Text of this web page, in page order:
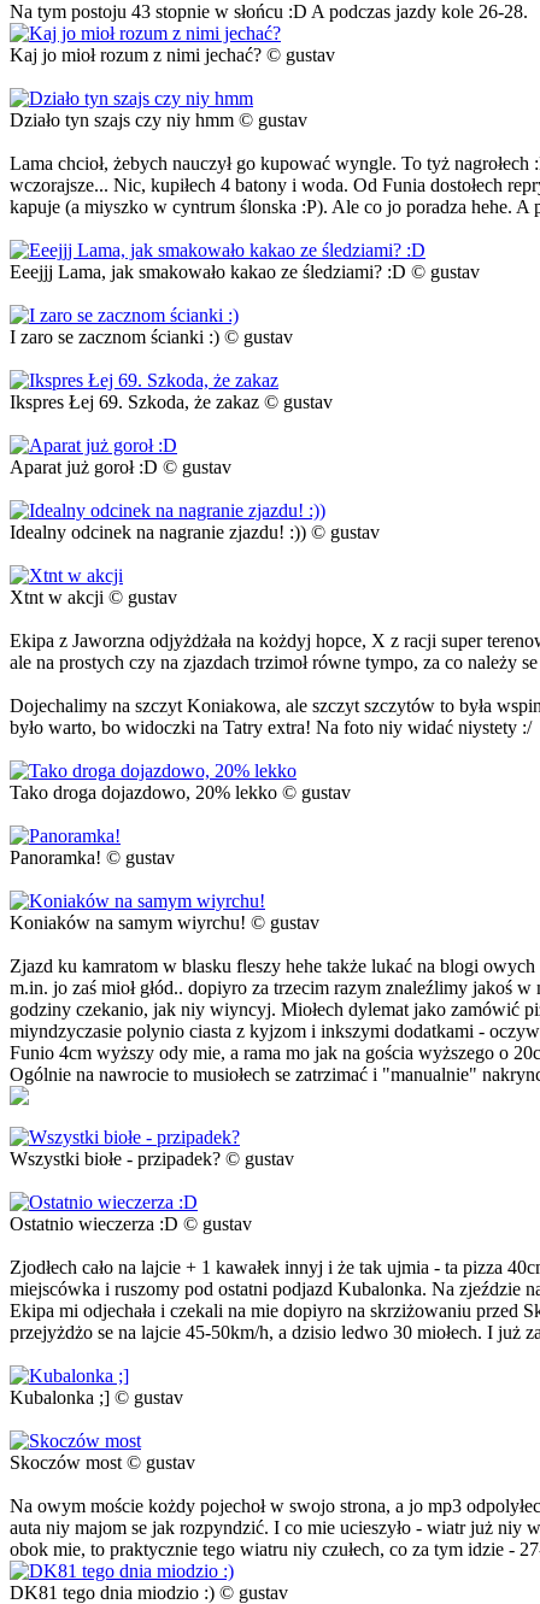
Na tym postoju 43 stopnie w słońcu :D A podczas jazdy kole 26-28.
Kaj jo mioł rozum z nimi jechać? © gustav
Działo tyn szajs czy niy hmm © gustav
Lama chcioł, żebych nauczył go kupować wyngle. To tyż
wczorajsze... Nic, kupiłech 4 batony i woda. Od Funia dostołech
kapuje (a miyszko w cyntrum ślonska :P). Ale co jo poradza hehe.
Eeejjj Lama, jak smakowało kakao ze śledziami? :D © gustav
I zaro se zacznom ścianki :) © gustav
Ikspres Łej 69. Szkoda, że zakaz © gustav
Aparat już goroł :D © gustav
Idealny odcinek na nagranie zjazdu! :)) © gustav
Xtnt w akcji © gustav
Ekipa z Jaworzna odjyżdżała na kożdyj hopce, X z racji super
ale na prostych czy na zjazdach trzimoł równe tympo, za co należy
Dojechalimy na szczyt Koniakowa, ale szczyt szczytów to była
było warto, bo widoczki na Tatry extra! Na foto niy widać niystety :/
Tako droga dojazdowo, 20% lekko © gustav
Panoramka! © gustav
Koniaków na samym wiyrchu! © gustav
Zjazd ku kamratom w blasku fleszy hehe także lukać na blogi
m.in. jo zaś mioł głód.. dopiyro za trzecim razym znaleźlimy jakoś
godziny czekanio, jak niy wiyncyj. Miołech dylemat jako zamówić
miyndzyczasie polynio ciasta z kyjzom i inkszymi dodatkami -
Funio 4cm wyższy ody mie, a rama mo jak na gościa wyższego o
Ogólnie na nawrocie to musiołech se zatrzimać i "manualnie"
Wszystki biołe - przipadek? © gustav
Ostatnio wieczerza :D © gustav
Zjodłech cało na lajcie + 1 kawałek innyj i że tak ujmia - ta pizza
miejscówka i ruszomy pod ostatni podjazd Kubalonka. Na zjeździe
Ekipa mi odjechała i czekali na mie dopiyro na skrziżowaniu przed
przejyżdżo se na lajcie 45-50km/h, a dzisio ledwo 30 miołech. I już
Kubalonka ;] © gustav
Skoczów most © gustav
Na owym moście kożdy pojechoł w swojo strona, a jo mp3
auta niy majom se jak rozpyndzić. I co mie ucieszyło - wiatr już niy
obok mie, to praktycznie tego wiatru niy czułech, co za tym idzie -
DK81 tego dnia miodzio :) © gustav